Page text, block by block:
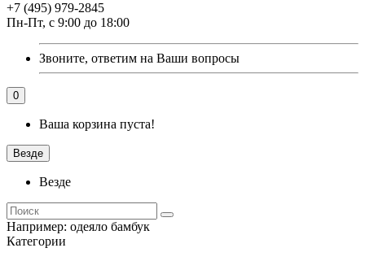
+7 (495) 979-2845
Пн-Пт, с 9:00 до 18:00
Звоните, ответим на Ваши вопросы
0
Ваша корзина пуста!
Везде
Везде
Например: одеяло бамбук
Категории